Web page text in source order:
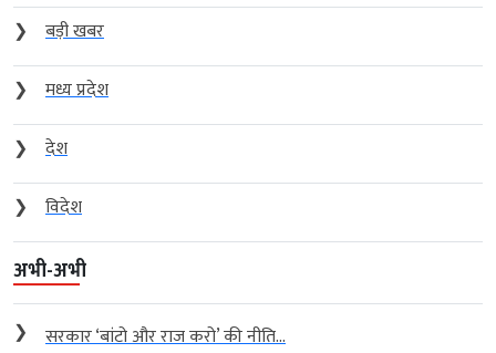
❯
बड़ी खबर
❯
मध्य प्रदेश
❯
देश
❯
विदेश
अभी-अभी
❯ सरकार ‘बांटो और राज करो’ की नीति...